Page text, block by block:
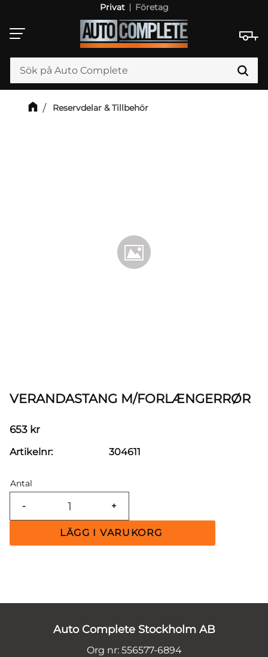
Meny
Privat Företag
Reservdelar & Tillbehör
VERANDASTANG M/FORLÆNGERRØR
653 kr
Antal
+
-
Artikelnr 304611
Auto Complete Stockholm AB
Org nr: 556577-6894